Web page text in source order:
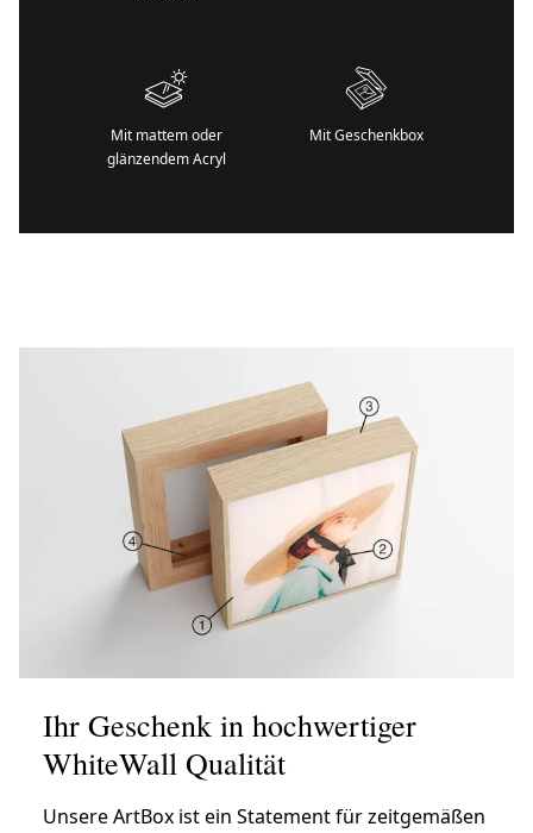
Mit mattem oder
glänzendem Acryl
Mit Geschenkbox
Ihr Geschenk in hochwertiger
WhiteWall Qualität
Unsere ArtBox ist ein Statement für zeitgemäßen